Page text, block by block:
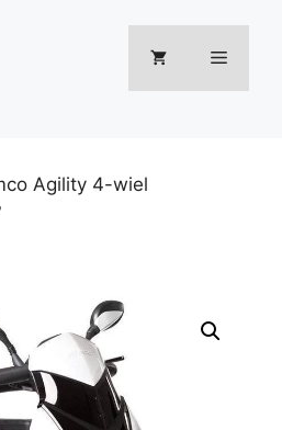
Menu
Agility 4-wiel